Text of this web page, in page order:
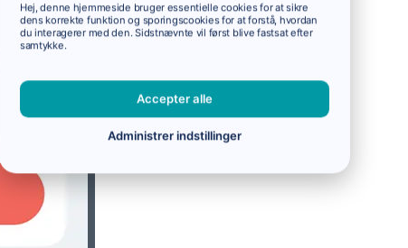
Hej, denne hjemmeside bruger essentielle cookies for at sikre
dens korrekte funktion og sporingscookies for at forstå, hvordan
du interagerer med den. Sidstnævnte vil først blive fastsat efter
samtykke.
Accepter alle
Administrer indstillinger